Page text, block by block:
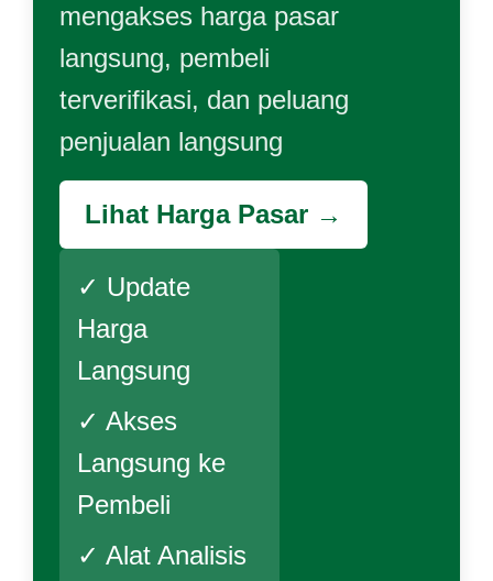
mengakses harga pasar
langsung, pembeli
terverifikasi, dan peluang
penjualan langsung
Lihat Harga Pasar →
✓ Update
Harga
Langsung
✓ Akses
Langsung ke
Pembeli
✓ Alat Analisis